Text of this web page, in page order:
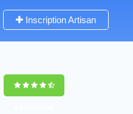
Inscription Artisan